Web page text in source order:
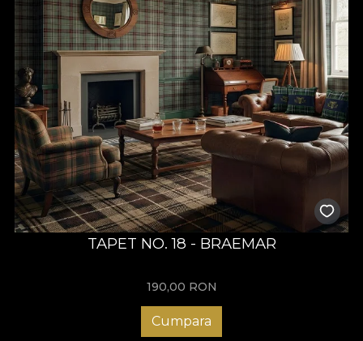
TAPET NO. 18 - BRAEMAR
190,00 RON
Cumpara